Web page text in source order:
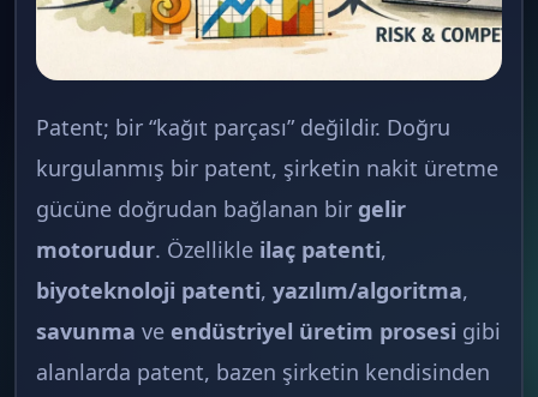
Patent; bir “kağıt parçası” değildir. Doğru
kurgulanmış bir patent, şirketin nakit üretme
gücüne doğrudan bağlanan bir gelir
motorudur. Özellikle ilaç patenti,
biyoteknoloji patenti, yazılım/algoritma,
savunma ve endüstriyel üretim prosesi gibi
alanlarda patent, bazen şirketin kendisinden